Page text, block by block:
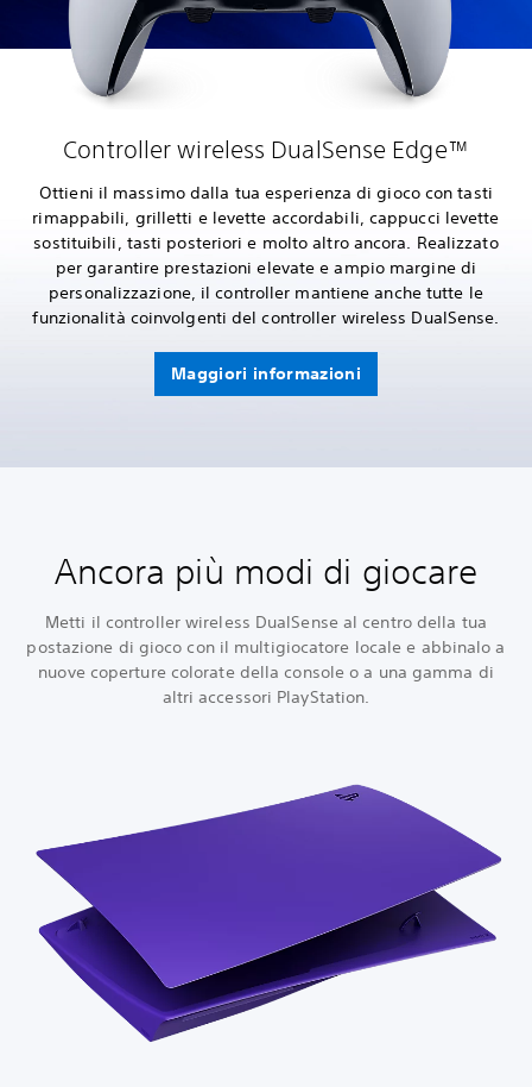
Controller wireless DualSense Edge™
Ottieni il massimo dalla tua esperienza di gioco con tasti
rimappabili, grilletti e levette accordabili, cappucci levette
sostituibili, tasti posteriori e molto altro ancora. Realizzato
per garantire prestazioni elevate e ampio margine di
personalizzazione, il controller mantiene anche tutte le
funzionalità coinvolgenti del controller wireless DualSense.
Maggiori informazioni
Ancora più modi di giocare
Metti il controller wireless DualSense al centro della tua
postazione di gioco con il multigiocatore locale e abbinalo a
nuove coperture colorate della console o a una gamma di
altri accessori PlayStation.